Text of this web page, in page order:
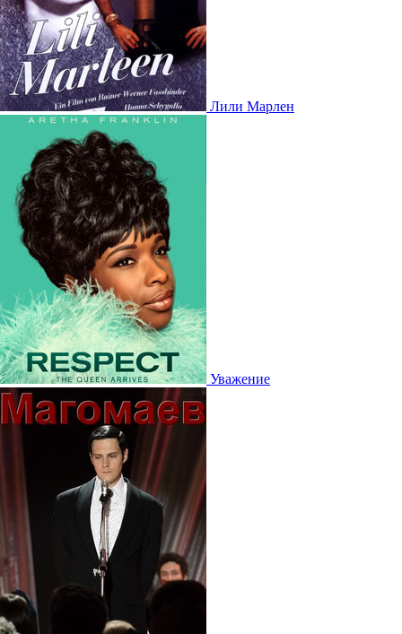
Лили Марлен
Уважение